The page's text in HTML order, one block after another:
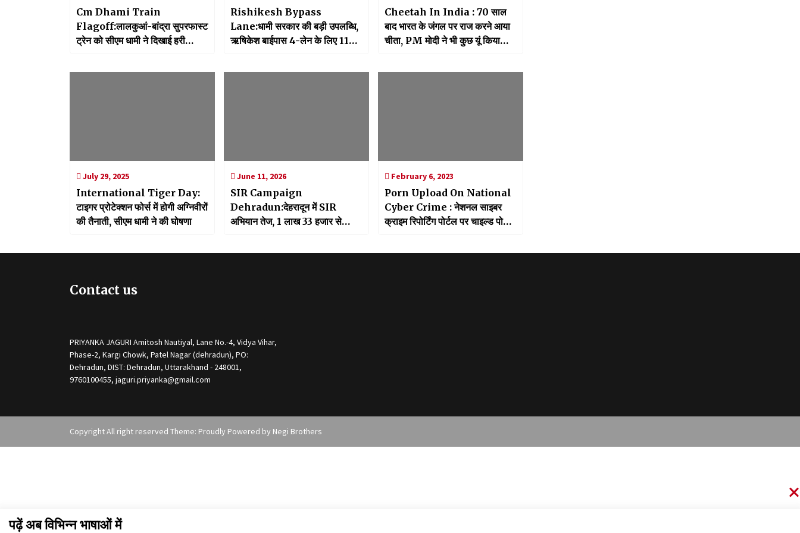
Cm Dhami Train
Flagoff:लालकुआं-बांद्रा सुपरफास्ट
ट्रेन को सीएम धामी ने दिखाई हरी
Rishikesh Bypass
Lane:धामी सरकार की बड़ी उपलब्धि,
ऋषिकेश बाईपास 4-लेन के लिए ₹1105
Cheetah In India : 70 साल
बाद भारत के जंगल पर राज करने आया
चीता, PM मोदी ने भी कुछ यूं किया
July 29, 2025
International Tiger Day:
टाइगर प्रोटेक्शन फोर्स में होगी अग्निवीरों
की तैनाती, सीएम धामी ने की घोषणा
June 11, 2026
SIR Campaign
Dehradun:देहरादून में SIR
अभियान तेज, 1 लाख 33 हजार से
February 6, 2023
Porn Upload On National
Cyber Crime : नेशनल साइबर
क्राइम रिपोर्टिंग पोर्टल पर चाइल्ड पोर्न
Contact us
PRIYANKA JAGURI Amitosh Nautiyal, Lane No.-4, Vidya Vihar,
Phase-2, Kargi Chowk, Patel Nagar (dehradun), PO:
Dehradun, DIST: Dehradun, Uttarakhand - 248001,
9760100455, jaguri.priyanka@gmail.com
Copyright All right reserved Theme: Proudly Powered by Negi Brothers
पढ़ें अब विभिन्न भाषाओं में